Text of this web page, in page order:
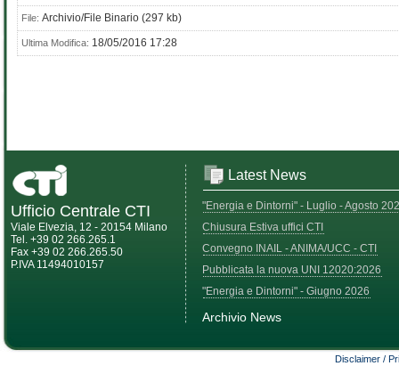
File: Archivio/File Binario (297 kb)
Ultima Modifica: 18/05/2016 17:28
Ufficio Centrale CTI
Viale Elvezia, 12 - 20154 Milano
Tel. +39 02 266.265.1
Fax +39 02 266.265.50
P.IVA 11494010157
Latest News
"Energia e Dintorni" - Luglio - Agosto
Chiusura Estiva uffici CTI
Convegno INAIL - ANIMA/UCC - CTI
Pubblicata la nuova UNI 12020:2026
"Energia e Dintorni" - Giugno 2026
Archivio News
Disclaimer /